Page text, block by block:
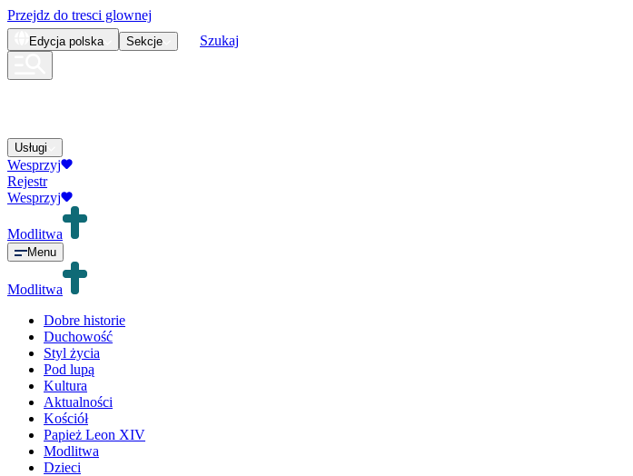
Przejdz do tresci glownej
Edycja polska Sekcje Szukaj
Usługi
Wesprzyj
Rejestr
Wesprzyj
Modlitwa
Menu
Modlitwa
Dobre historie
Duchowość
Styl życia
Pod lupą
Kultura
Aktualności
Kościół
Papież Leon XIV
Modlitwa
Dzieci